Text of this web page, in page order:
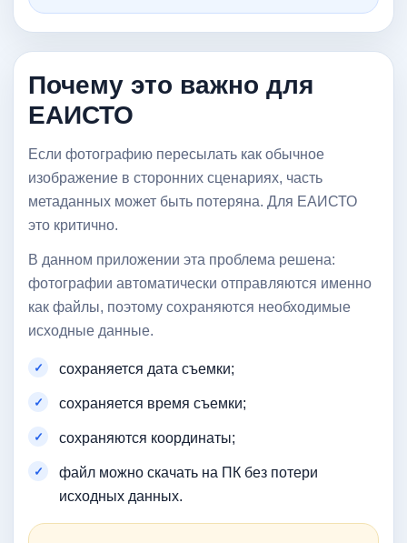
Почему это важно для
ЕАИСТО
Если фотографию пересылать как обычное
изображение в сторонних сценариях, часть
метаданных может быть потеряна. Для ЕАИСТО
это критично.
В данном приложении эта проблема решена:
фотографии автоматически отправляются именно
как файлы, поэтому сохраняются необходимые
исходные данные.
сохраняется дата съемки;
сохраняется время съемки;
сохраняются координаты;
файл можно скачать на ПК без потери
исходных данных.